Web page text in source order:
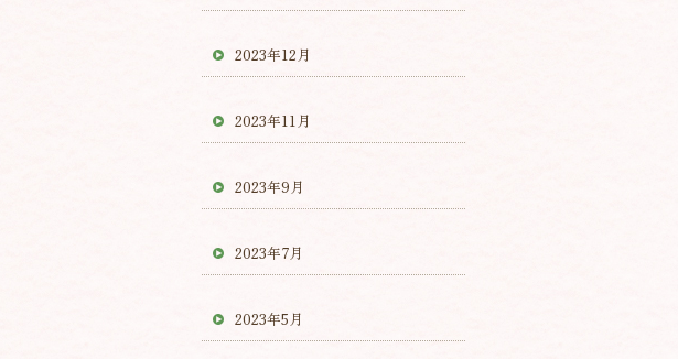
2023年12月
2023年11月
2023年9月
2023年7月
2023年5月